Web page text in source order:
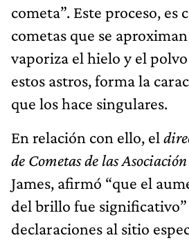
cometa”. Este proceso, es
cometas que se
vaporiza el hielo y el
estos astros, forma la
que los hace singulares.
En relación con ello, el
de Cometas de las
James, afirmó “que el
del brillo fue significativo”
declaraciones al sitio